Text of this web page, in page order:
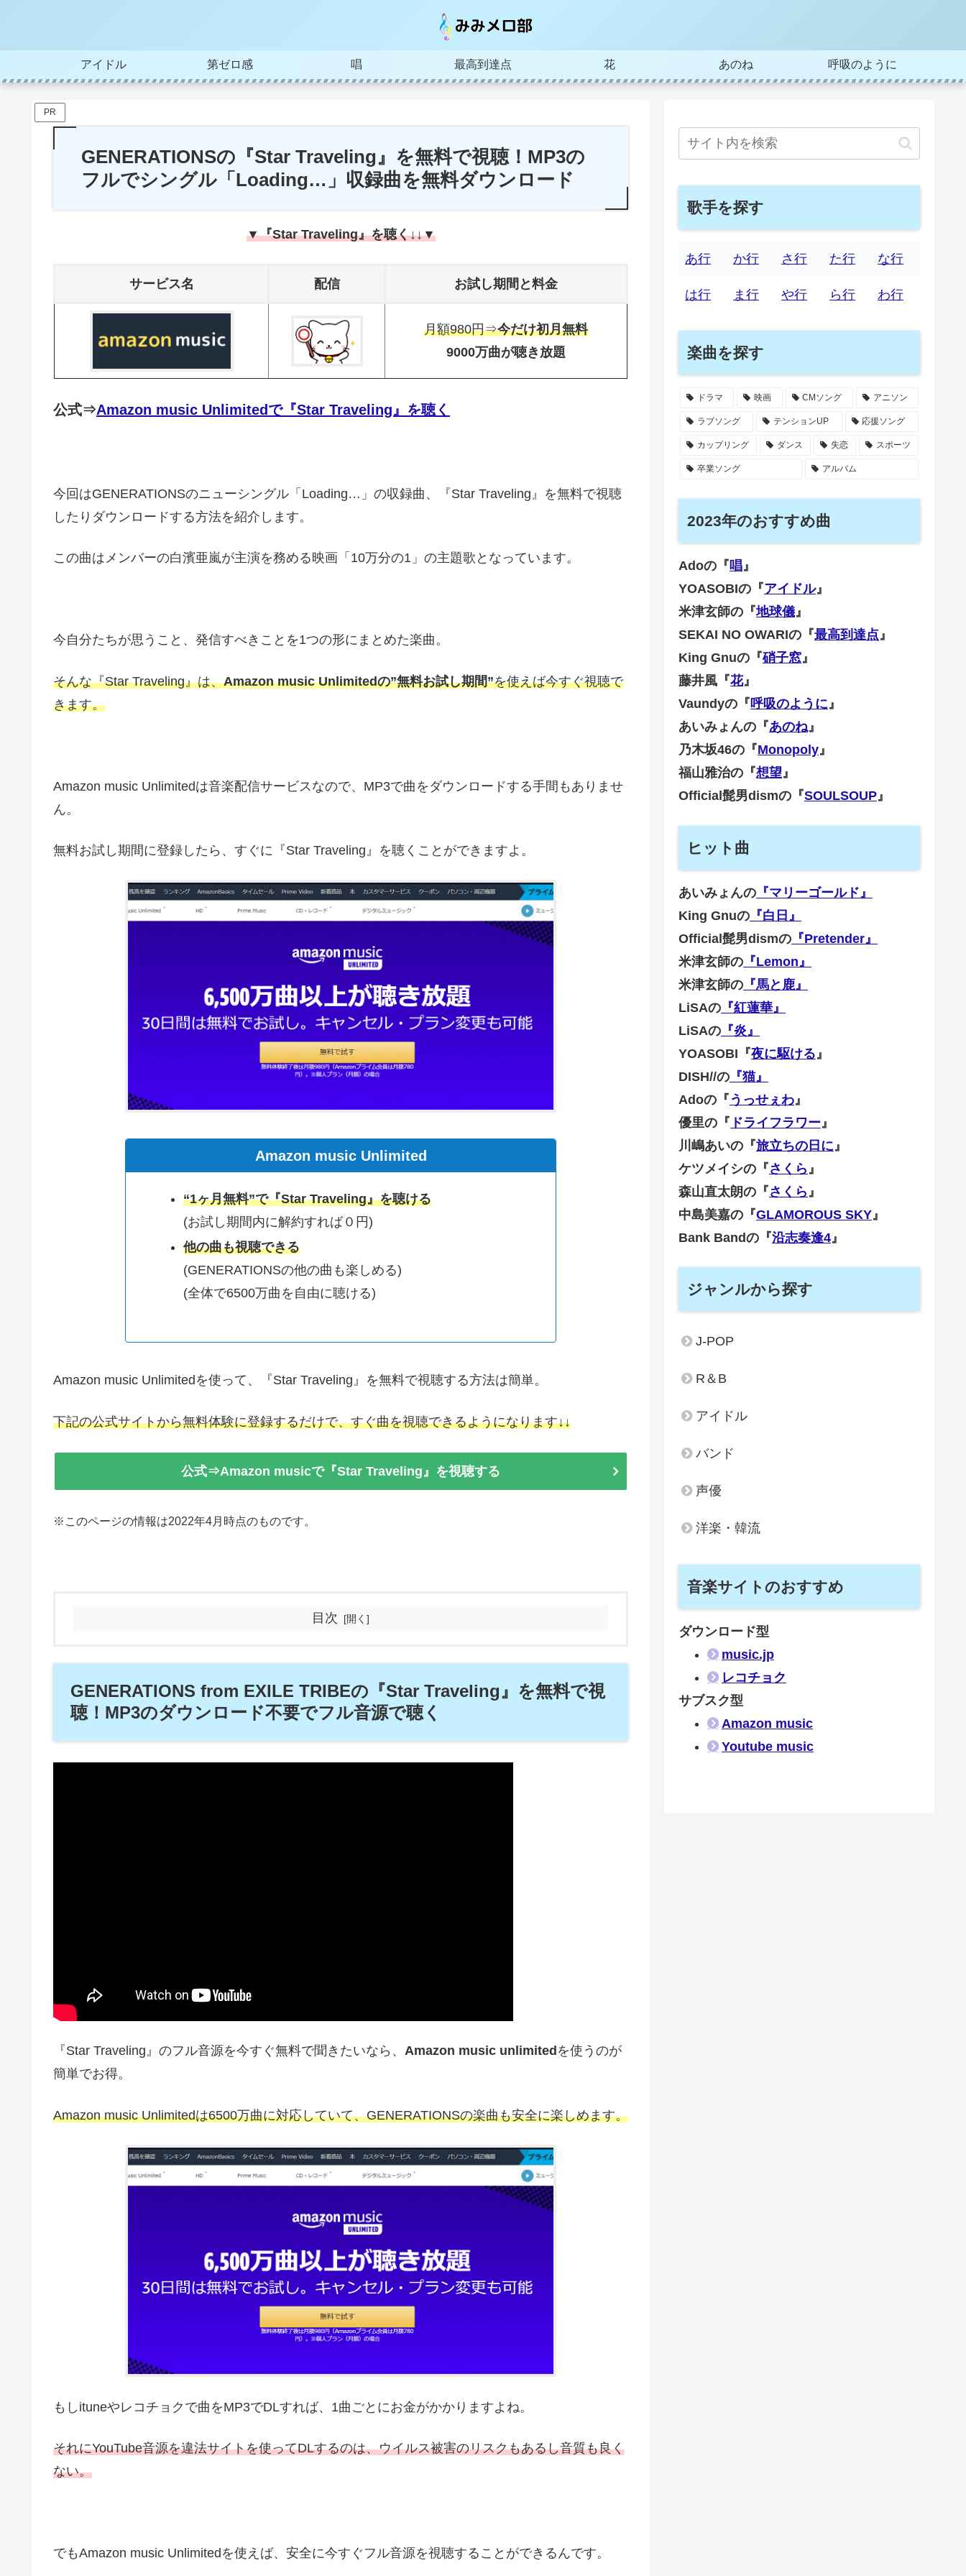
アイドル 第ゼロ感 唱 最高到達点 花 あのね 呼吸のように
PR
GENERATIONSの『Star Traveling』を無料で視聴！MP3の
フルでシングル「Loading…」収録曲を無料ダウンロード
▼『Star Traveling』を聴く↓↓▼
サービス名 配信 お試し期間と料金
月額980円⇒今だけ初月無料
9000万曲が聴き放題
公式⇒Amazon music Unlimitedで『Star Traveling』を聴く
今回はGENERATIONSのニューシングル「Loading…」の収録曲、『Star Traveling』を無料で視聴
したりダウンロードする方法を紹介します。
この曲はメンバーの白濱亜嵐が主演を務める映画「10万分の1」の主題歌となっています。
今自分たちが思うこと、発信すべきことを1つの形にまとめた楽曲。
そんな『Star Traveling』は、Amazon music Unlimitedの”無料お試し期間”を使えば今すぐ視聴で
きます。
Amazon music Unlimitedは音楽配信サービスなので、MP3で曲をダウンロードする手間もありませ
ん。
無料お試し期間に登録したら、すぐに『Star Traveling』を聴くことができますよ。
Amazon music Unlimited
“1ヶ月無料”で『Star Traveling』を聴ける
(お試し期間内に解約すれば０円)
他の曲も視聴できる
(GENERATIONSの他の曲も楽しめる)
(全体で6500万曲を自由に聴ける)
Amazon music Unlimitedを使って、『Star Traveling』を無料で視聴する方法は簡単。
下記の公式サイトから無料体験に登録するだけで、すぐ曲を視聴できるようになります↓↓
公式⇒Amazon musicで『Star Traveling』を視聴する
※このページの情報は2022年4月時点のものです。
目次
GENERATIONS from EXILE TRIBEの『Star Traveling』を無料で視
聴！MP3のダウンロード不要でフル音源で聴く
『Star Traveling』のフル音源を今すぐ無料で聞きたいなら、 Amazon music unlimited を使うのが
簡単でお得。
Amazon music Unlimitedは6500万曲に対応していて、GENERATIONSの楽曲も安全に楽しめます。
もしituneやレコチョクで曲をMP3でDLすれば、1曲ごとにお金がかかりますよね。
それにYouTube音源を違法サイトを使ってDLするのは、ウイルス被害のリスクもあるし音質も良く
ない。
でもAmazon music Unlimitedを使えば、安全に今すぐフル音源を視聴することができるんです。
歌手を探す
あ行 か行 さ行 た行 な行
は行 ま行 や行 ら行 わ行
楽曲を探す
ドラマ 映画 CMソング アニソン
ラブソング テンションUP 応援ソング
カップリング ダンス 失恋 スポーツ
卒業ソング アルバム
2023年のおすすめ曲
Adoの『唱』
YOASOBIの『アイドル』
米津玄師の『地球儀』
SEKAI NO OWARIの『最高到達点』
King Gnuの『硝子窓』
藤井風『花』
Vaundyの『呼吸のように』
あいみょんの『あのね』
乃木坂46の『Monopoly』
福山雅治の『想望』
Official髭男dismの『SOULSOUP』
ヒット曲
あいみょんの 『マリーゴールド』
King Gnuの 『白日』
Official髭男dismの 『Pretender』
米津玄師の 『Lemon』
米津玄師の 『馬と鹿』
LiSAの 『紅蓮華』
LiSAの 『炎』
YOASOBI『夜に駆ける 』
DISH//の 『猫』
Adoの『うっせぇわ 』
優里の『 ドライフラワー 』
川嶋あいの『旅立ちの日に 』
ケツメイシの『さくら 』
森山直太朗の『さくら 』
中島美嘉の『GLAMOROUS SKY 』
Bank Bandの『沿志奏逢4 』
ジャンルから探す
J-POP
R＆B
アイドル
バンド
声優
洋楽・韓流
音楽サイトのおすすめ
ダウンロード型
music.jp
レコチョク
サブスク型
Amazon music
Youtube music